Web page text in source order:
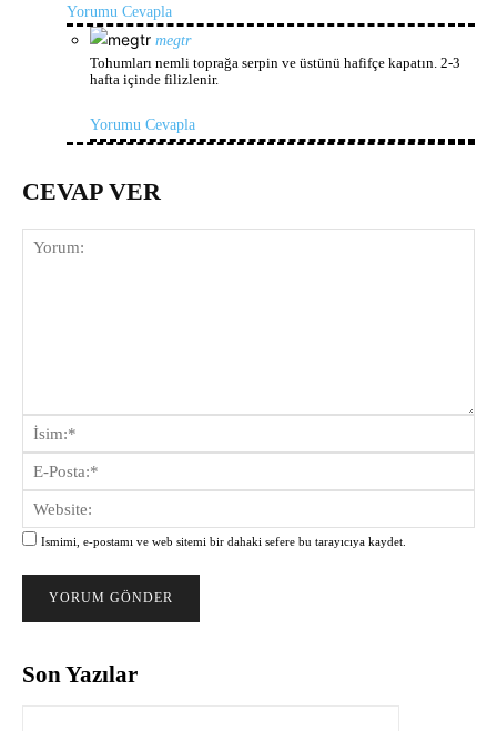
Yorumu Cevapla
megtr
Tohumları nemli toprağa serpin ve üstünü hafifçe kapatın. 2-3
hafta içinde filizlenir.
Yorumu Cevapla
CEVAP VER
Yorum:
Ismimi, e-postamı ve web sitemi bir dahaki sefere bu tarayıcıya kaydet.
Son Yazılar